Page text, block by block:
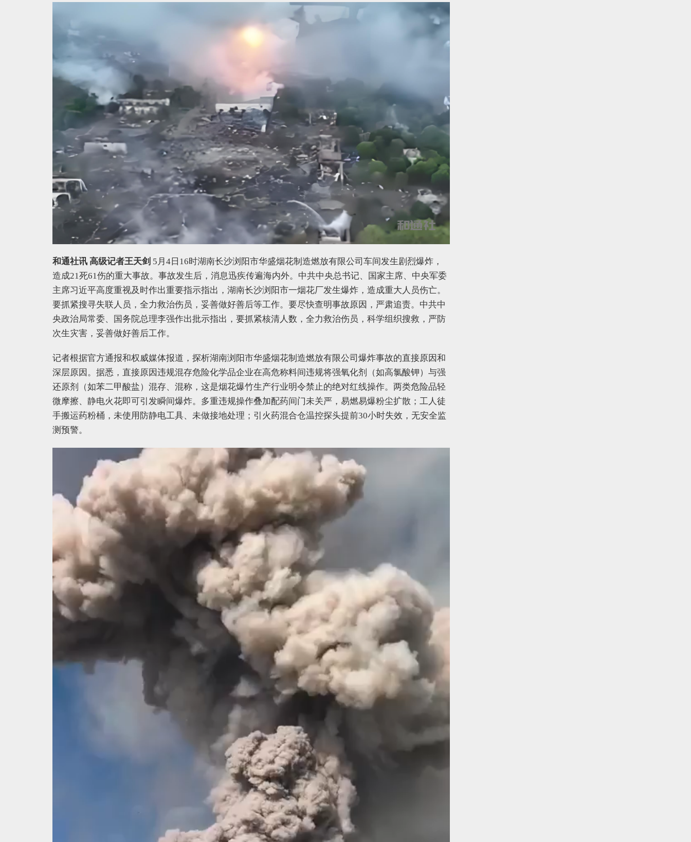
和通社讯 高级记者王天剑 5月4日16时湖南长沙浏阳市华盛烟花制造燃放有限公司车间发生剧烈爆炸，
造成21死61伤的重大事故。事故发生后，消息迅疾传遍海内外。中共中央总书记、国家主席、中央军委
主席习近平高度重视及时作出重要指示指出，湖南长沙浏阳市一烟花厂发生爆炸，造成重大人员伤亡。
要抓紧搜寻失联人员，全力救治伤员，妥善做好善后等工作。要尽快查明事故原因，严肃追责。中共中
央政治局常委、国务院总理李强作出批示指出，要抓紧核清人数，全力救治伤员，科学组织搜救，严防
次生灾害，妥善做好善后工作。
记者根据官方通报和权威媒体报道，探析湖南浏阳市华盛烟花制造燃放有限公司爆炸事故的直接原因和
深层原因。据悉，直接原因违规混存危险化学品企业在高危称料间违规将强氧化剂（如高氯酸钾）与强
还原剂（如苯二甲酸盐）混存、混称，这是烟花爆竹生产行业明令禁止的绝对红线操作。两类危险品轻
微摩擦、静电火花即可引发瞬间爆炸。多重违规操作叠加配药间门未关严，易燃易爆粉尘扩散；工人徒
手搬运药粉桶，未使用防静电工具、未做接地处理；引火药混合仓温控探头提前30小时失效，无安全监
测预警。